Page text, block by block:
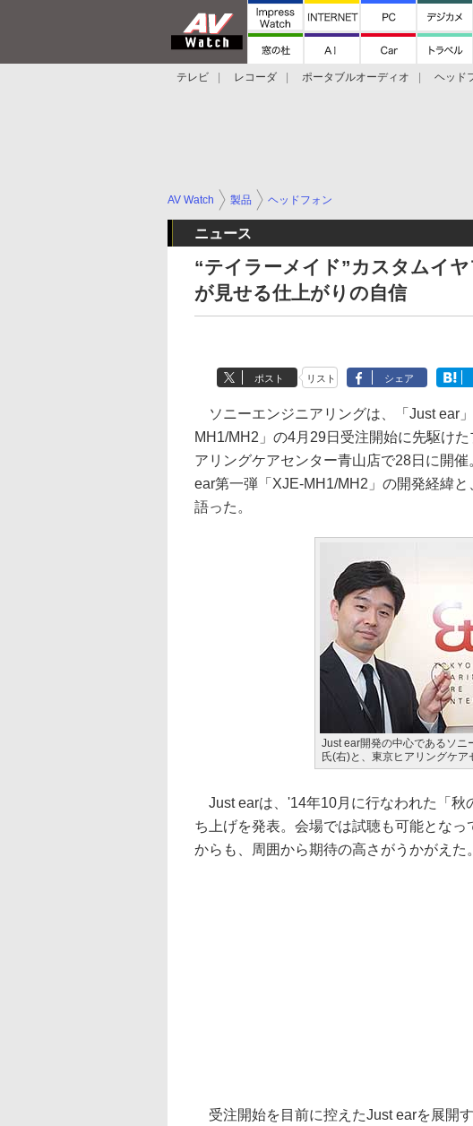
テレビ レコーダ ポータブルオーディオ ヘッド
AV Watch 製品 ヘッドフォン
ニュース
“テイラーメイド”カスタムイ
が見せる仕上がりの自信
ポスト リスト シェア
ソニーエンジニアリングは、「Just ear
MH1/MH2」の4月29日受注開始に先駆け
アリングケアセンター青山店で28日に開
ear第一弾「XJE-MH1/MH2」の開発経緯
語った。
Just ear開発の中心であるソニ
氏(右)と、東京ヒアリングケ
Just earは、'14年10月に行なわれた「秋
ち上げを発表。会場では試聴も可能とな
からも、周囲から期待の高さがうかがえた。
受注開始を目前に控えたJust earを展開